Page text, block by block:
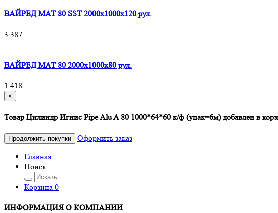
ВАЙРЕД МАТ 80 SST 2000x1000x120 рул.
3 387
ВАЙРЕД МАТ 80 2000x1000x80 рул.
1 418
×
Товар Цилиндр Игнис Pipe Alu A 80 1000*64*60 к/ф (упак=6м) добавлен в
Продолжить покупки
Оформить заказ
Главная
Поиск
Корзина 0
ИНФОРМАЦИЯ О КОМПАНИИ